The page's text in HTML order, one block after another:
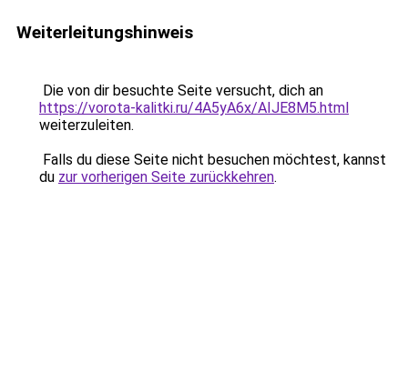
Weiterleitungshinweis
Die von dir besuchte Seite versucht, dich an
https://vorota-kalitki.ru/4A5yA6x/AIJE8M5.html
weiterzuleiten.
Falls du diese Seite nicht besuchen möchtest, kannst
du zur vorherigen Seite zurückkehren.